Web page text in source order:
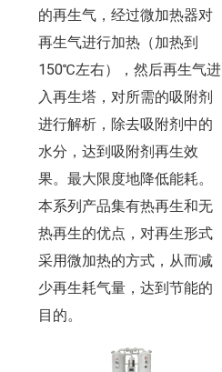
的再生气，经过微加热器对
再生气进行加热（加热到
150℃左右），然后再生气进
入再生塔，对所需的吸附剂
进行解析，除去吸附剂中的
水分，达到吸附剂再生效
果。最大限度地降低能耗。
本系列产品集有热再生和无
热再生的优点，对再生形式
采用微加热的方式，从而减
少再生耗气量，达到节能的
目的。